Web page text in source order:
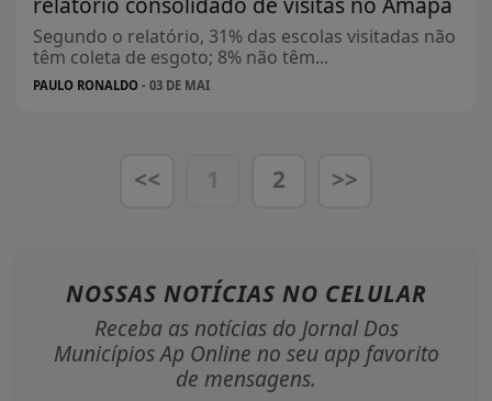
Segundo o relatório, 31% das escolas visitadas não
têm coleta de esgoto; 8% não têm...
PAULO RONALDO - 03 DE MAI
<< 1 2 >>
NOSSAS NOTÍCIAS NO CELULAR
Receba as notícias do Jornal Dos
Municípios Ap Online no seu app favorito
de mensagens.